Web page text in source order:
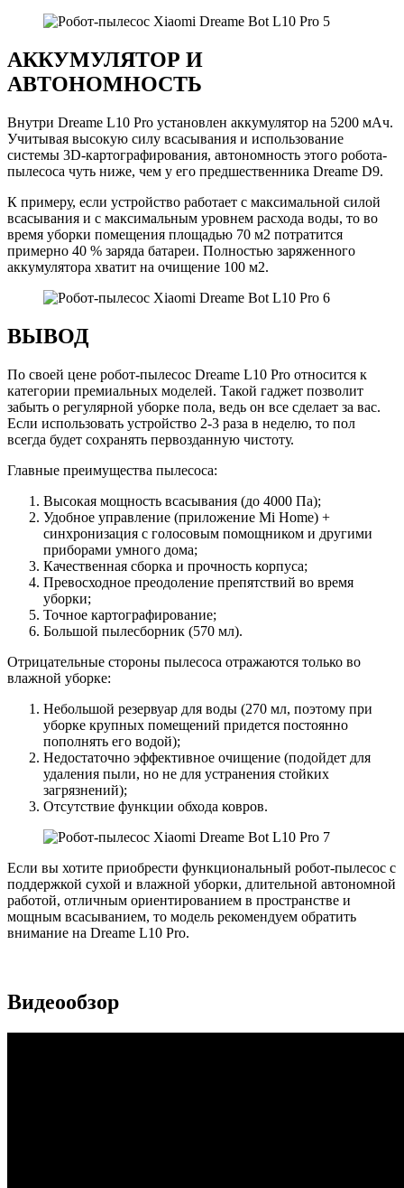
АККУМУЛЯТОР И
АВТОНОМНОСТЬ
Внутри Dreame L10 Pro установлен аккумулятор на 5200 мАч.
Учитывая высокую силу всасывания и использование
системы 3D-картографирования, автономность этого робота-
пылесоса чуть ниже, чем у его предшественника Dreame D9.
К примеру, если устройство работает с максимальной силой
всасывания и с максимальным уровнем расхода воды, то во
время уборки помещения площадью 70 м2 потратится
примерно 40 % заряда батареи. Полностью заряженного
аккумулятора хватит на очищение 100 м2.
ВЫВОД
По своей цене робот-пылесос Dreame L10 Pro относится к
категории премиальных моделей. Такой гаджет позволит
забыть о регулярной уборке пола, ведь он все сделает за вас.
Если использовать устройство 2-3 раза в неделю, то пол
всегда будет сохранять первозданную чистоту.
Главные преимущества пылесоса:
Высокая мощность всасывания (до 4000 Па);
Удобное управление (приложение Mi Home) +
синхронизация с голосовым помощником и другими
приборами умного дома;
Качественная сборка и прочность корпуса;
Превосходное преодоление препятствий во время
уборки;
Точное картографирование;
Большой пылесборник (570 мл).
Отрицательные стороны пылесоса отражаются только во
влажной уборке:
Небольшой резервуар для воды (270 мл, поэтому при
уборке крупных помещений придется постоянно
пополнять его водой);
Недостаточно эффективное очищение (подойдет для
удаления пыли, но не для устранения стойких
загрязнений);
Отсутствие функции обхода ковров.
Если вы хотите приобрести функциональный робот-пылесос с
поддержкой сухой и влажной уборки, длительной автономной
работой, отличным ориентированием в пространстве и
мощным всасыванием, то модель рекомендуем обратить
внимание на Dreame L10 Pro.
Видеообзор